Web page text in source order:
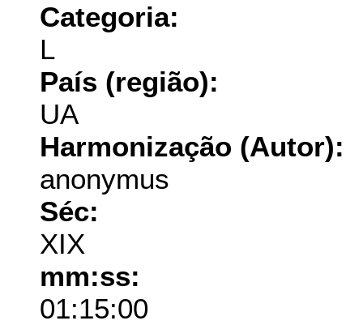
Categoria:
L
País (região):
UA
Harmonização (Autor):
anonymus
Séc:
XIX
mm:ss:
01:15:00